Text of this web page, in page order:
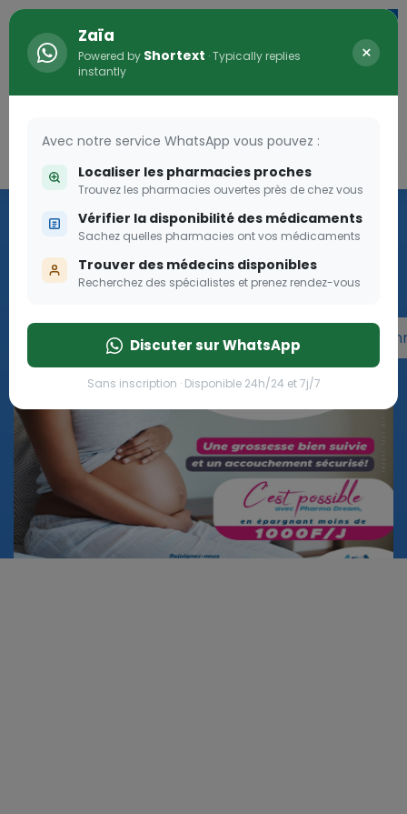
Programme OLGA-ESTHER
Rejoignez le programme Olga Esther pour les femmes
enceintes
Rejoignez le programme Olga Esther pour les
Zaïa
Powered by Shortext · Typically replies
instantly
×
Avec notre service WhatsApp vous pouvez :
Localiser les pharmacies proches
Trouvez les pharmacies ouvertes près de chez vous
Vérifier la disponibilité des médicaments
Sachez quelles pharmacies ont vos médicaments
Trouver des médecins disponibles
Recherchez des spécialistes et prenez rendez-vous
Discuter sur WhatsApp
Sans inscription · Disponible 24h/24 et 7j/7